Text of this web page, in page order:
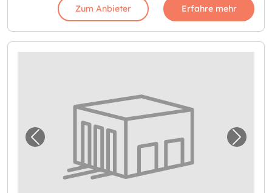
Zum Anbieter Erfahre mehr
Vorheriges Bild für "Lagerbox in Karlsruhe"